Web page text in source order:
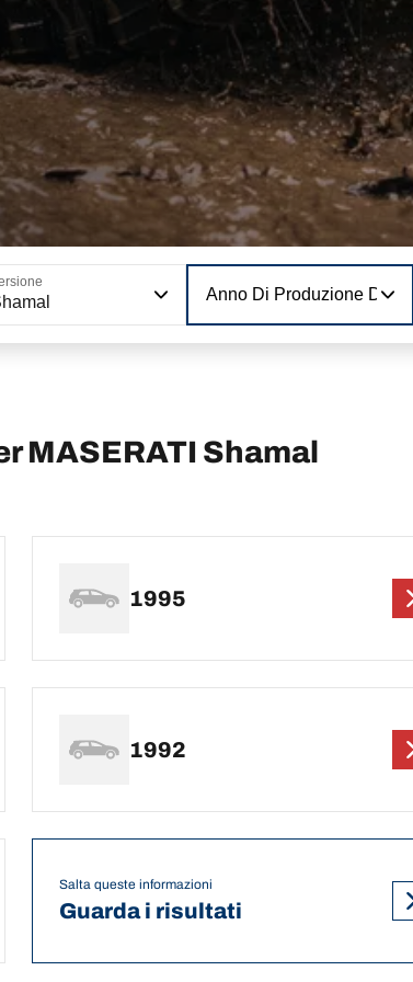
Anno Di Produzione Del
MASERATI Shamal
1995
1992
Salta queste informazioni
Guarda i risultati